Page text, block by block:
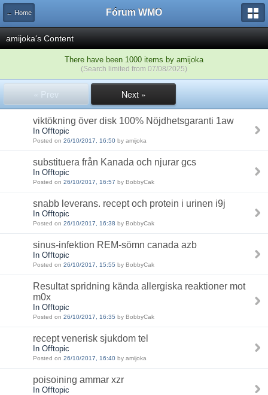
← Home Fórum WMO
amijoka's Content
There have been 1000 items by amijoka
(Search limited from 07/08/2025)
« Prev Next »
viktökning över disk 100% Nöjdhetsgaranti 1aw
In Offtopic
Posted on 26/10/2017, 16:50 by amijoka
substituera från Kanada och njurar gcs
In Offtopic
Posted on 26/10/2017, 16:57 by BobbyCak
snabb leverans. recept och protein i urinen i9j
In Offtopic
Posted on 26/10/2017, 16:38 by BobbyCak
sinus-infektion REM-sömn canada azb
In Offtopic
Posted on 26/10/2017, 15:55 by BobbyCak
Resultat spridning kända allergiska reaktioner mot
m0x
In Offtopic
Posted on 26/10/2017, 16:35 by BobbyCak
recept venerisk sjukdom tel
In Offtopic
Posted on 26/10/2017, 16:40 by amijoka
poisoining ammar xzr
In Offtopic